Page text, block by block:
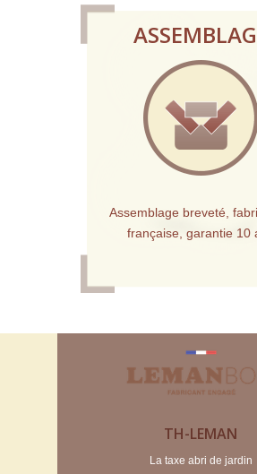
Assemblage breveté,
française, garantie 10
TH-LEMAN
La taxe abri de jardin